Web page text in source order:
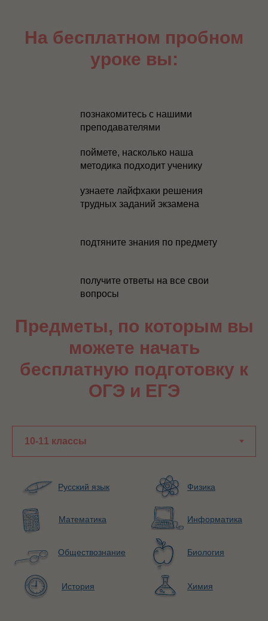
На бесплатном пробном
уроке вы:
поймете, насколько наша
методика подходит ученику
познакомитесь с нашими
преподавателями
узнаете лайфхаки решения
трудных заданий экзамена
подтяните знания по предмету
получите ответы на все свои
вопросы
Предметы, по которым вы
можете начать
бесплатную подготовку к
ОГЭ и ЕГЭ
Физика
Информатика
Биология
Русский язык
Математика
Обществознание
История Химия